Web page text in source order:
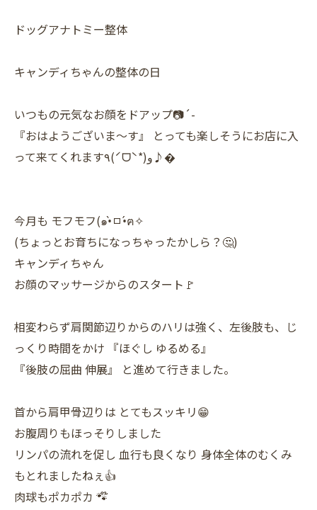
ドッグアナトミー整体
キャンディちゃんの整体の日
いつもの元気なお顔をドアップ📷´-
『おはようございま〜す』 とっても楽しそうにお店に入
って来てくれます٩(ˊᗜˋ*)و♪�
今月も モフモフ(๑•̀ㅁ•́ฅ✧
(ちょっとお育ちになっちゃったかしら？🤔)
キャンディちゃん
お顔のマッサージからのスタート🚩
相変わらず肩関節辺りからのハリは強く、左後肢も、じ
っくり時間をかけ 『ほぐし ゆるめる』
『後肢の屈曲 伸展』 と進めて行きました。
首から肩甲骨辺りは とてもスッキリ😁
お腹周りもほっそりしました
リンパの流れを促し 血行も良くなり 身体全体のむくみ
もとれましたねぇ👍
肉球もポカポカ 🐾໊